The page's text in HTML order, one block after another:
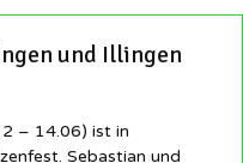
und Illingen
– 14.06) ist in
Sebastian und